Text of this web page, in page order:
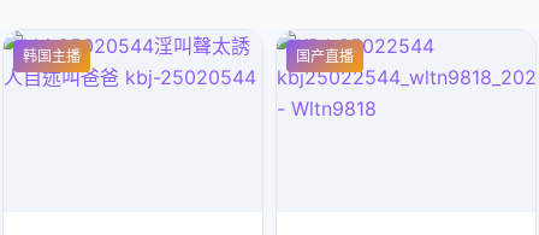
韩国主播 国产直播